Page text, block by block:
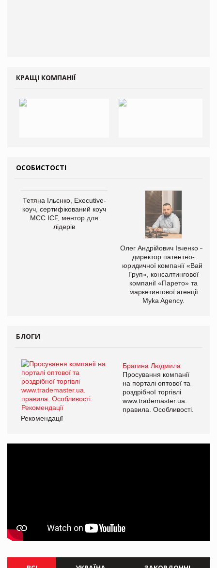
КРАЩІ КОМПАНІЇ
ОСОБИСТОСТІ
Тетяна Ільєнко, Executive-
коуч, сертифікований коуч
МСС ICF, ментор для
лідерів
Олег Андрійович Івченко —
директор патентно-
юридичної компанії «Вайз
Груп», консалтингової
компанії «Парето» та
маркетингової агенції
Myka Agency.
БЛОГИ
Брагина Людмила
Просування компанії
на порталі оптової та
роздрібної торгівлі
www.trademaster.ua.
правила. Особливості.
Рекомендації